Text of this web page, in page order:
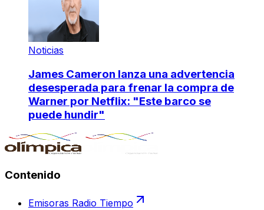
Noticias
James Cameron lanza una advertencia
desesperada para frenar la compra de
Warner por Netflix: "Este barco se
puede hundir"
Contenido
Emisoras Radio Tiempo